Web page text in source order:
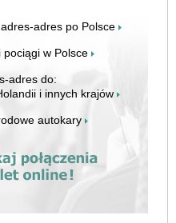
adres po Polsce
pociągi w Polsce
adres do:
i innych krajów
autokary